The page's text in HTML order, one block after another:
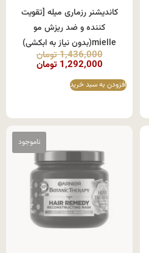
کاندیشنر رزماری میله [تقویت
کننده و ضد ریزش مو
mielle(بدون نیاز به ابکشی)
1,436,000تومان
1,292,000 تومان
افزودن به سبد خرید